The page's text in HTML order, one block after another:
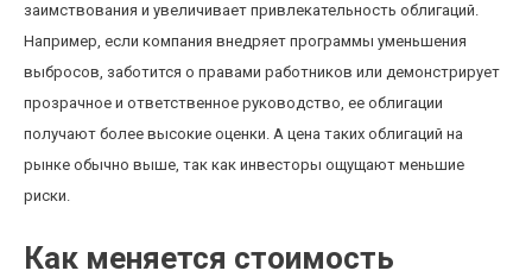
заимствования и увеличивает привлекательность облигаций.
Например, если компания внедряет программы уменьшения
выбросов, заботится о правами работников или демонстрирует
прозрачное и ответственное руководство, ее облигации
получают более высокие оценки. А цена таких облигаций на
рынке обычно выше, так как инвесторы ощущают меньшие
риски.
Как меняется стоимость